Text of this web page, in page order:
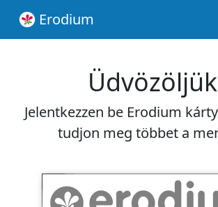
Erodium
Jelentkezzen be Erodium
tudjon meg többet a